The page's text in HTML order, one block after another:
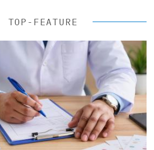
TOP-FEATURE